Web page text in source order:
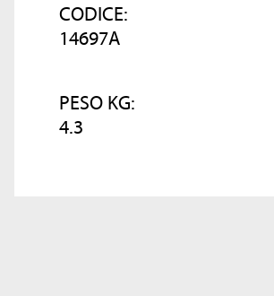
CODICE:
14697A
PESO KG:
4.3